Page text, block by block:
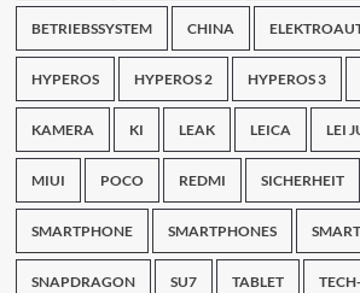
BETRIEBSSYSTEM CHINA
HYPEROS HYPEROS 2 HYPEROS 3
KAMERA KI LEAK LEICA LEI
MIUI POCO REDMI SICHERHEIT
SMARTPHONE SMARTPHONES
SNAPDRAGON SU7 TABLET